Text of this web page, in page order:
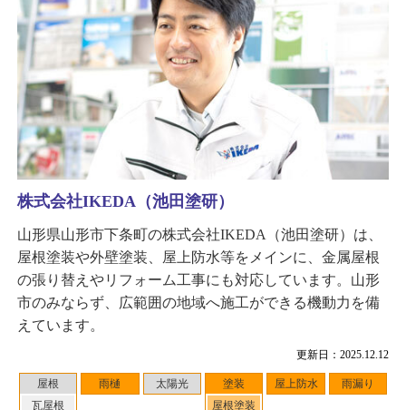
更新日：2025.12.12
屋根
瓦屋根
雨樋 太陽光
塗装
屋根塗装
屋上防水 雨漏り
株式会社IKEDA（池田塗研）
山形県山形市下条町の株式会社IKEDA（池田塗研）は、
屋根塗装や外壁塗装、屋上防水等をメインに、金属屋根
の張り替えやリフォーム工事にも対応しています。山形
市のみならず、広範囲の地域へ施工ができる機動力を備
えています。